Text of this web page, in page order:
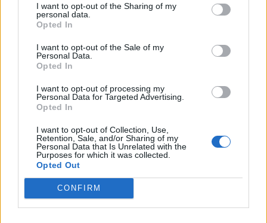
I want to opt-out of the Sharing of my
personal data.
Opted In
I want to opt-out of the Sale of my
Personal Data.
Opted In
I want to opt-out of processing my
Personal Data for Targeted Advertising.
Opted In
I want to opt-out of Collection, Use,
Retention, Sale, and/or Sharing of my
Personal Data that Is Unrelated with the
Purposes for which it was collected.
Opted Out
CONFIRM
Hola de nuevo,
sido así, y que en parte el motivo si tiene su lógica:
crear un tema en el foro es como medida de seguridad ya
que posteriormente otro usuarios del foro pueden haber
aportado información valiosa al tema y si cualquiera
únicos en este caso que si podemos eliminar un hilo inicial
(aparte de editar/cerrar/mover etc) somos el equipo de
moderación y siempre claro está, con una causa
justificada, como puede ser por ejemplo el cumplimiento de
las normas del foro.
Espero haberte sabido explicar bien la situación, cualquier